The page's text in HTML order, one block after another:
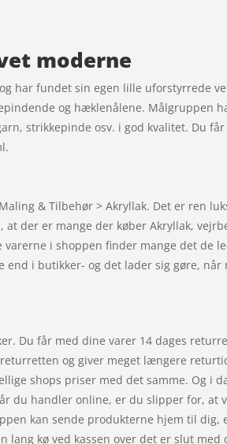
moderne
har fundet sin egen lille uforstyrrede
og hæklenålene. Målgruppen
strikkepinde osv. i god kvalitet. Du får
& Tilbehør > Akryllak. Det er ren
der er mange der køber Akryllak,
i shoppen finder mange det de
i butikker- og det lader sig gøre, når
Du får med dine varer 14 dages
og giver meget længere
shops priser med det samme. Og i
du handler online, er du slipper for, at
kan sende produkterne hjem til dig,
lang kø ved kassen over det er slut med